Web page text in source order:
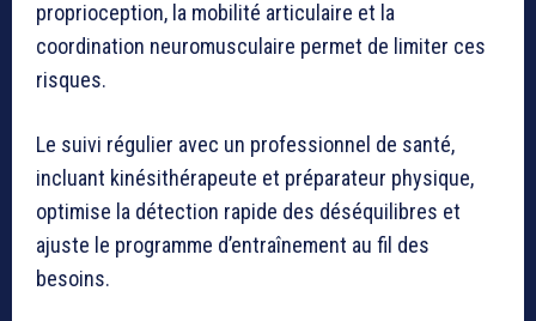
proprioception, la mobilité articulaire et la
coordination neuromusculaire permet de limiter ces
risques.
Le suivi régulier avec un professionnel de santé,
incluant kinésithérapeute et préparateur physique,
optimise la détection rapide des déséquilibres et
ajuste le programme d’entraînement au fil des
besoins.